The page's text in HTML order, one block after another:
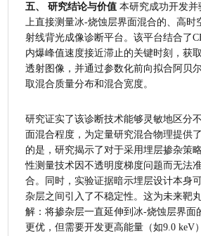
五、 研究结论与价值 本研究成功开发
上直接测量冰-烧蚀层界面混合的、高时
射线背光成像诊断平台。该平台结合了
内爆峰值速度接近滞止的关键时刻，获
透射图像，并通过参数化前向拟合阿贝
取混合质量分布和混合宽度。
研究证实了该诊断技术能够灵敏地区分
面混合程度，为定量研究混合物理提供
的是，研究揭示了对于采用埋层掺杂策
性测量技术因不透明度梯度问题而无法
合。同时，实验证据暗示埋层设计本身
杂层之间引入了不稳定性。这为未来靶
解：将掺杂层一直延伸到冰-烧蚀层界面
更优，但需要开发更高能量（如9.0 keV